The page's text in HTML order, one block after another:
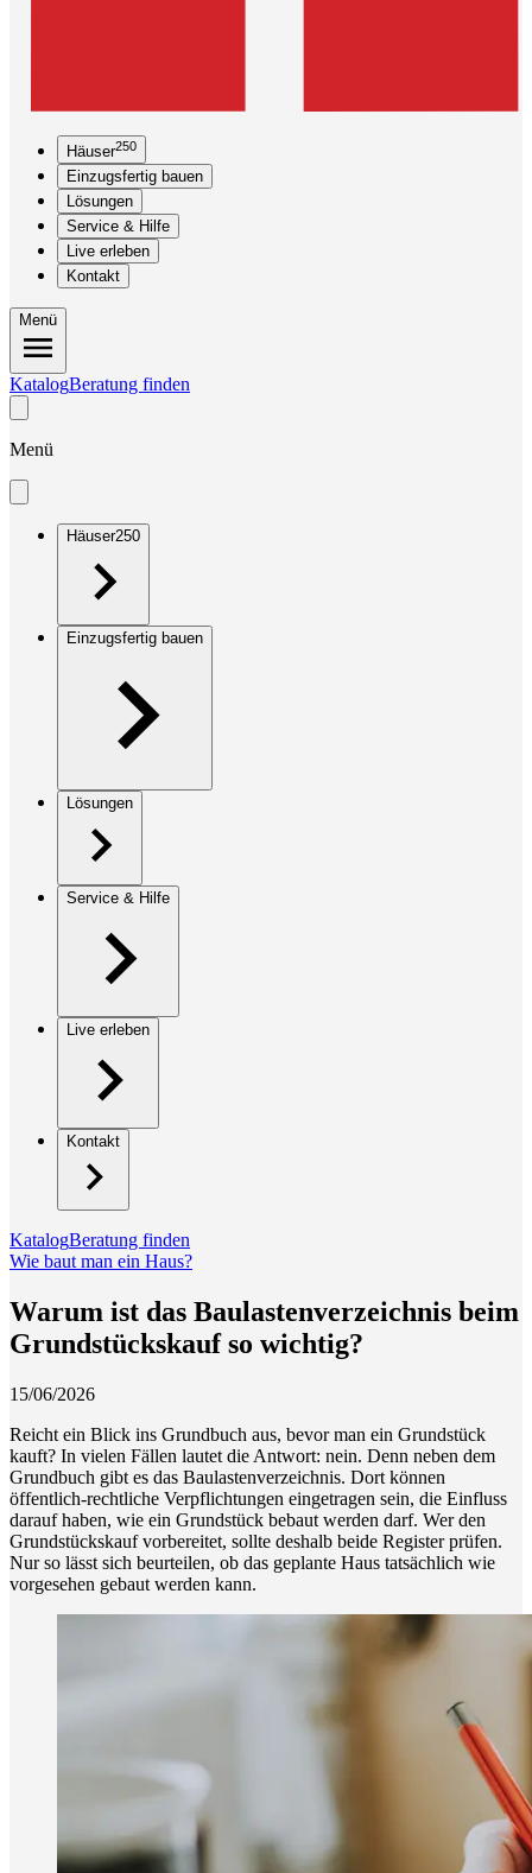
Häuser250
Einzugsfertig bauen
Lösungen
Service & Hilfe
Live erleben
Kontakt
Menü
KatalogBeratung finden
Menü
Häuser250
Einzugsfertig bauen
Lösungen
Service & Hilfe
Live erleben
Kontakt
KatalogBeratung finden
Wie baut man ein Haus?
Warum ist das Baulastenverzeichnis beim
Grundstückskauf so wichtig?
15/06/2026
Reicht ein Blick ins Grundbuch aus, bevor man ein Grundstück
kauft? In vielen Fällen lautet die Antwort: nein. Denn neben dem
Grundbuch gibt es das Baulastenverzeichnis. Dort können
öffentlich-rechtliche Verpflichtungen eingetragen sein, die Einfluss
darauf haben, wie ein Grundstück bebaut werden darf. Wer den
Grundstückskauf vorbereitet, sollte deshalb beide Register prüfen.
Nur so lässt sich beurteilen, ob das geplante Haus tatsächlich wie
vorgesehen gebaut werden kann.